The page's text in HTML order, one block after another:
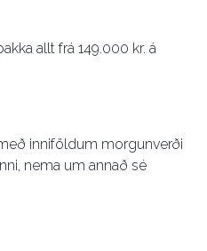
allt frá 149.000 kr. á
inniföldum morgunverði
nema um annað sé